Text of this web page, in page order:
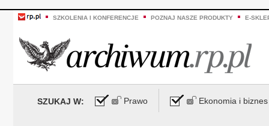
SZKOLENIA I KONFERENCJE POZNAJ NASZE PRODUKTY E-
SZUKAJ W: Prawo Ekonomia i biznes